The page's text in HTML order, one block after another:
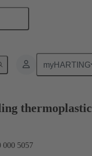
myHARTING
thermoplastic
000 5057